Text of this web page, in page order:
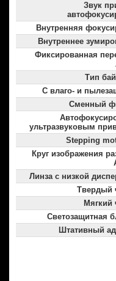
Звук
Внутренняя
Внутреннее
Фиксированная
Тип
С влаго- и
Сменный
ультразвуковым
Stepping
Круг изображения
Линза с низкой
Твердый
Мягкий
Светозащитная
Штативный